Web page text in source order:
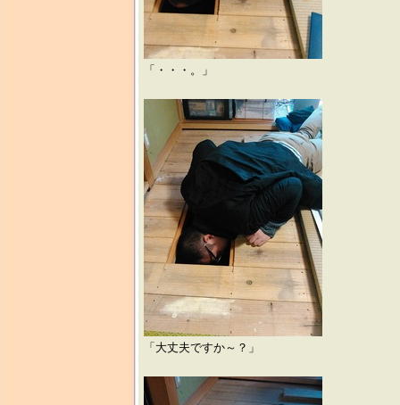
「・・・。」
「大丈夫ですか～？」